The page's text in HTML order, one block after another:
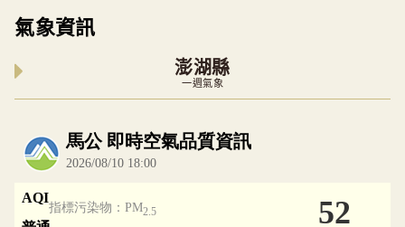
氣象資訊
澎湖縣
一週氣象
內嵌空氣品質小工具為視覺預覽，完整即時空